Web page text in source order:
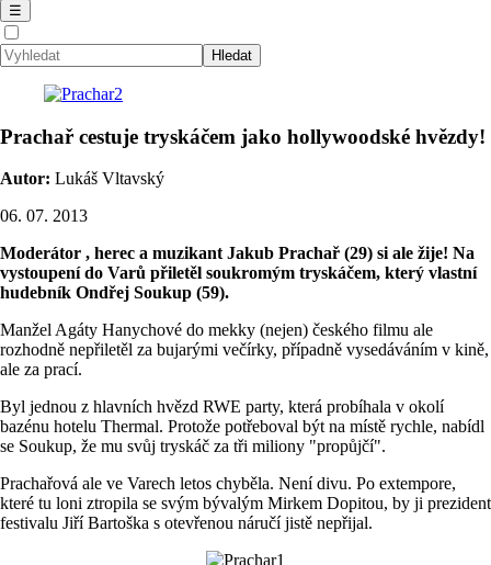
☰
Prachař cestuje tryskáčem jako hollywoodské hvězdy!
Autor: Lukáš Vltavský
06. 07. 2013
Moderátor , herec a muzikant Jakub Prachař (29) si ale žije! Na
vystoupení do Varů přiletěl soukromým tryskáčem, který vlastní
hudebník Ondřej Soukup (59).
Manžel Agáty Hanychové do mekky (nejen) českého filmu ale
rozhodně nepřiletěl za bujarými večírky, případně vysedáváním v kině,
ale za prací.
Byl jednou z hlavních hvězd RWE party, která probíhala v okolí
bazénu hotelu Thermal. Protože potřeboval být na místě rychle, nabídl
se Soukup, že mu svůj tryskáč za tři miliony "propůjčí".
Prachařová ale ve Varech letos chyběla. Není divu. Po extempore,
které tu loni ztropila se svým bývalým Mirkem Dopitou, by ji prezident
festivalu Jiří Bartoška s otevřenou náručí jistě nepřijal.